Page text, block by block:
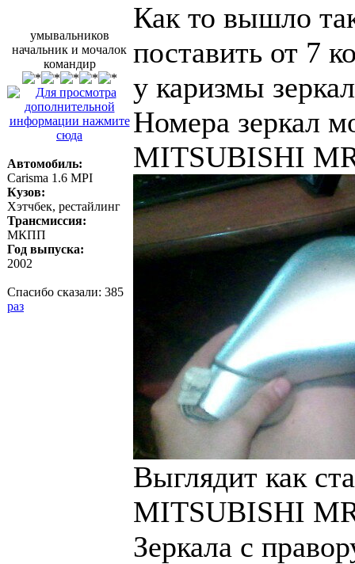
умывальников
начальник и мочалок
командир
Автомобиль:
Carisma 1.6 MPI
Кузов:
Хэтчбек, рестайлинг
Трансмиссия:
МКПП
Год выпуска:
2002
Спасибо сказали: 385
раз
Как то вышло
поставить от 7
у каризмы
Номера зеркал
MITSUBISHI MR
Выглядит как
MITSUBISHI MR
Зеркала с